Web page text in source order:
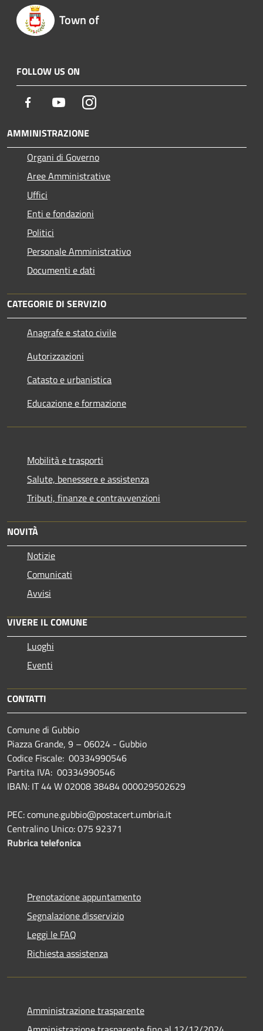
Town of
FOLLOW US ON
Facebook YoutubeInstagram
AMMINISTRAZIONE
Organi di Governo
Aree Amministrative
Uffici
Enti e fondazioni
Politici
Personale Amministrativo
Documenti e dati
CATEGORIE DI SERVIZIO
Anagrafe e stato civile
Autorizzazioni
Catasto e urbanistica
Educazione e formazione
Mobilità e trasporti
Salute, benessere e assistenza
Tributi, finanze e contravvenzioni
NOVITÀ
Notizie
Comunicati
Avvisi
VIVERE IL COMUNE
Luoghi
Eventi
CONTATTI
Comune di Gubbio
Piazza Grande, 9 – 06024 - Gubbio
Codice Fiscale: 00334990546
Partita IVA: 00334990546
IBAN: IT 44 W 02008 38484 000029502629
PEC: comune.gubbio@postacert.umbria.it
Centralino Unico: 075 92371
Rubrica telefonica
Prenotazione appuntamento
Segnalazione disservizio
Leggi le FAQ
Richiesta assistenza
Amministrazione trasparente